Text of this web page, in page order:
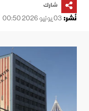
شارك
نُشر:03 يونيو 2026 00:50